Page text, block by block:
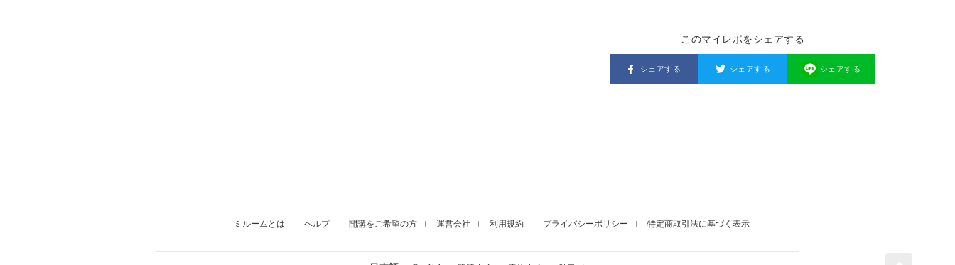
このマイレポをシェアする
シェアする シェアする シェアする
ミルームとは ヘルプ 開講をご希望の方 運営会社 利用規約 プライバシーポリシー 特定商取引法に基づく表示